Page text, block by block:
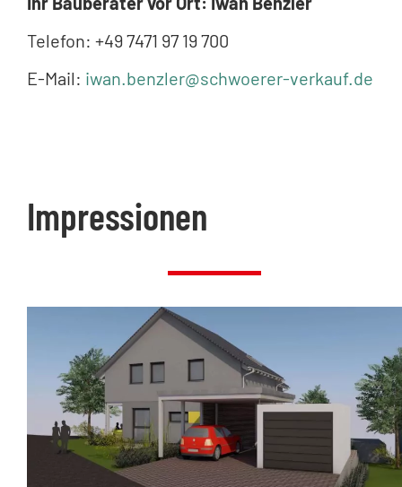
Telefon: +49 7471 97 19 700
E-Mail: iwan.benzler@schwoerer-verkauf.de
Impressionen